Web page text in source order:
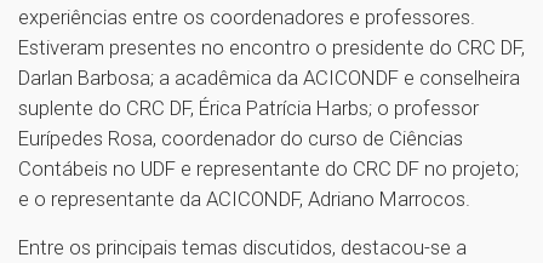
experiências entre os coordenadores e professores.
Estiveram presentes no encontro o presidente do CRC DF,
Darlan Barbosa; a acadêmica da ACICONDF e conselheira
suplente do CRC DF, Érica Patrícia Harbs; o professor
Eurípedes Rosa, coordenador do curso de Ciências
Contábeis no UDF e representante do CRC DF no projeto;
e o representante da ACICONDF, Adriano Marrocos.
Entre os principais temas discutidos, destacou-se a